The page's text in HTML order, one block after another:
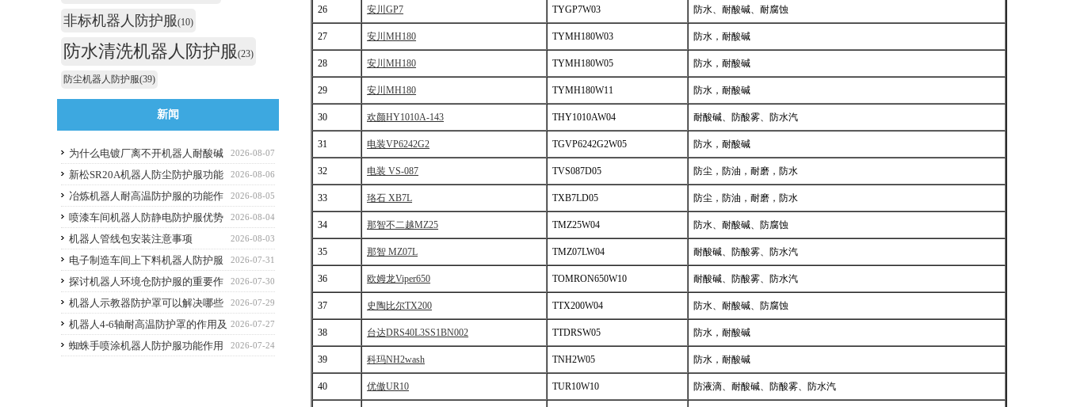
26 安川GP7 TYGP7W03 防水、耐酸碱、耐腐蚀
27 安川MH180 TYMH180W03 防水，耐酸碱
28 安川MH180 TYMH180W05 防水，耐酸碱
29 安川MH180 TYMH180W11 防水，耐酸碱
30 欢颜HY1010A-143 THY1010AW04 耐酸碱、防酸雾、防水汽
31 电装VP6242G2 TGVP6242G2W05 防水，耐酸碱
32 电装 VS-087 TVS087D05 防尘，防油，耐磨，防水
33 珞石 XB7L TXB7LD05 防尘，防油，耐磨，防水
34 那智不二越MZ25 TMZ25W04 防水、耐酸碱、防腐蚀
35 那智 MZ07L TMZ07LW04 耐酸碱、防酸雾、防水汽
36 欧姆龙Viper650 TOMRON650W10 耐酸碱、防酸雾、防水汽
37 史陶比尔TX200 TTX200W04 防水、耐酸碱、防腐蚀
38 台达DRS40L3SS1BN002 TTDRSW05 防水，耐酸碱
39 科玛NH2wash TNH2W05 防水，耐酸碱
40 优傲UR10 TUR10W10 防液滴、耐酸碱、防酸雾、防水汽
非标机器人防护服(10)
防水清洗机器人防护服(23)
防尘机器人防护服(39)
新闻
2026-08-07
为什么电镀厂离不开机器人耐酸碱
防护服
2026-08-06
新松SR20A机器人防尘防护服功能
作用
2026-08-05
冶炼机器人耐高温防护服的功能作
用
2026-08-04
喷漆车间机器人防静电防护服优势
解析与选购避坑要点
2026-08-03
机器人管线包安装注意事项
2026-07-31
电子制造车间上下料机器人防护服
应该选什么功能的
2026-07-30
探讨机器人环境仓防护服的重要作
用
2026-07-29
机器人示教器防护罩可以解决哪些
痛点？
2026-07-27
机器人4-6轴耐高温防护罩的作用及
优点
2026-07-24
蜘蛛手喷涂机器人防护服功能作用